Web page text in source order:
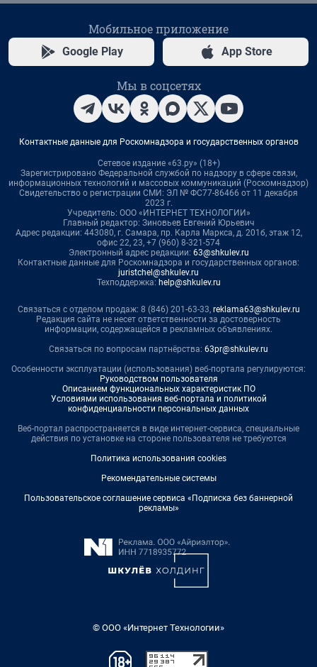
Мобильное приложение
Google Play App Store
Мы в соцсетях
Контактные данные для Роскомнадзора и государственных органов
Сетевое издание «63.ру» (18+)
Зарегистрировано Федеральной службой по надзору в сфере связи,
информационных технологий и массовых коммуникаций (Роскомнадзор)
Свидетельство о регистрации СМИ: ЭЛ № ФС77-86466 от 11 декабря
2023 г.
Учредитель: ООО «ИНТЕРНЕТ ТЕХНОЛОГИИ»
Главный редактор: Зиновьев Евгений Юрьевич
Адрес редакции: 443080, г. Самара, пр. Карла Маркса, д. 201б, этаж 12,
офис 22, 23, +7 (960) 8-321-574
Электронный адрес редакции: 63@shkulev.ru
Контактные данные для Роскомнадзора и государственных органов:
juristchel@shkulev.ru
Техподдержка: help@shkulev.ru
Связаться с отделом продаж: 8 (846) 201-63-33, reklama63@shkulev.ru
Редакция сайта не несет ответственности за достоверность
информации, содержащейся в рекламных объявлениях.
Связаться по вопросам партнёрства: 63pr@shkulev.ru
Особенности эксплуатации (использования) веб-портала регулируются:
Руководством пользователя
Описанием функциональных характеристик ПО
Условиями использования веб-портала и политикой
конфиденциальности персональных данных
Веб-портал распространяется в виде интернет-сервиса, специальные
действия по установке на стороне пользователя не требуются
Политика использования cookies
Рекомендательные системы
Пользовательское соглашение сервиса «Подписка без баннерной
рекламы»
© ООО «Интернет Технологии»